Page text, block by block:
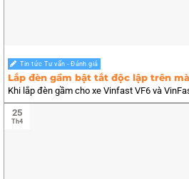
Tin tức Tư vấn - Đánh giá
Lắp đèn gầm bật tắt độc lập trên
Khi lắp đèn gầm cho xe Vinfast VF6 và
25
Th4